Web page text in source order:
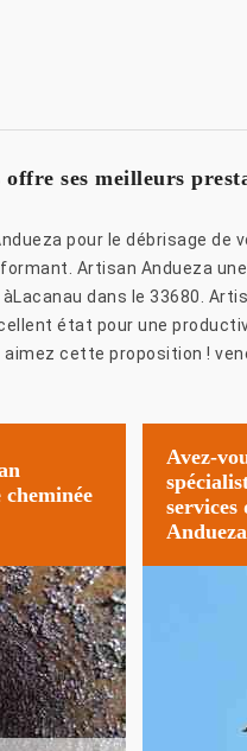
ses meilleurs
pour le débrisage de
Artisan Andueza
dans le 33680.
état pour une
cette proposition !
Avez-
services